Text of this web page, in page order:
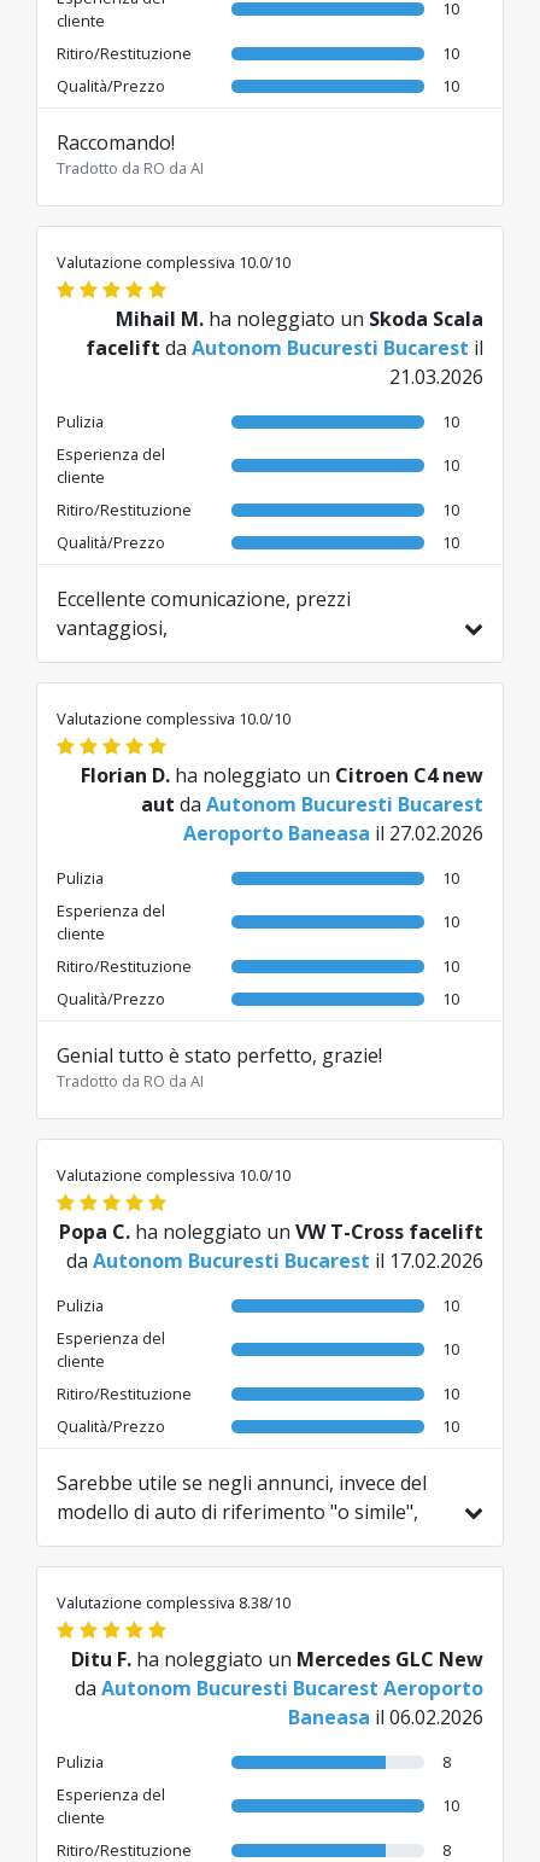
cliente
10
Ritiro/Restituzione
10
Qualità/Prezzo
10
Raccomando!
Tradotto da RO da AI
Valutazione complessiva 10.0/10
Mihail M. ha noleggiato un Skoda Scala
facelift da Autonom Bucuresti Bucarest il
21.03.2026
Pulizia
10
Esperienza del
cliente
10
Ritiro/Restituzione
10
Qualità/Prezzo
10
Eccellente comunicazione, prezzi
vantaggiosi,
Valutazione complessiva 10.0/10
Florian D. ha noleggiato un Citroen C4 new
aut da Autonom Bucuresti Bucarest
Aeroporto Baneasa il 27.02.2026
Pulizia
10
Esperienza del
cliente
10
Ritiro/Restituzione
10
Qualità/Prezzo
10
Genial tutto è stato perfetto, grazie!
Tradotto da RO da AI
Valutazione complessiva 10.0/10
Popa C. ha noleggiato un VW T-Cross facelift
da Autonom Bucuresti Bucarest il 17.02.2026
Pulizia
10
Esperienza del
cliente
10
Ritiro/Restituzione
10
Qualità/Prezzo
10
Sarebbe utile se negli annunci, invece del
modello di auto di riferimento "o simile",
menzionaste anche quali modelli rientrano
nella categoria rispettiva.
Tradotto da RO da AI
Valutazione complessiva 8.38/10
Ditu F. ha noleggiato un Mercedes GLC New
da Autonom Bucuresti Bucarest Aeroporto
Baneasa il 06.02.2026
Pulizia
8
Esperienza del
cliente
10
Ritiro/Restituzione
8